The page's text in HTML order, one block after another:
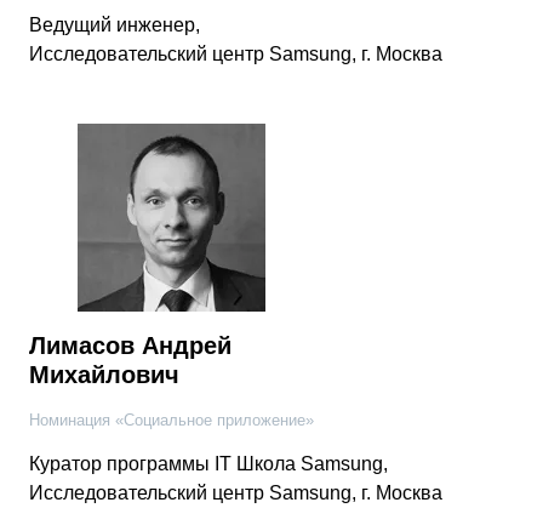
Ведущий инженер,
Исследовательский центр Samsung, г. Москва
Лимасов Андрей
Михайлович
Номинация «Социальное приложение»
Куратор программы IT Школа Samsung,
Исследовательский центр Samsung, г. Москва